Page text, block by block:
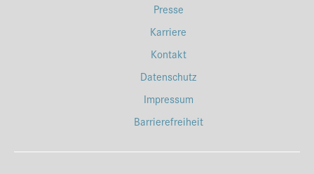
Presse
Karriere
Kontakt
Datenschutz
Impressum
Barrierefreiheit